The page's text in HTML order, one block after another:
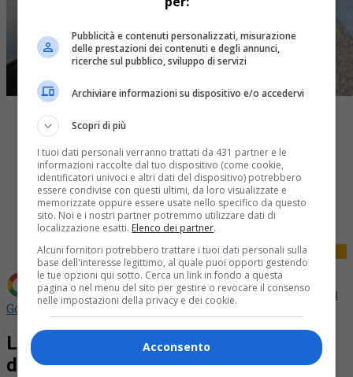
Share
Tweet
Aggiungi La Provincia di Biella come Fonte preferita su
Google
La Bennet amplia la rete di postazioni
di ricarica per auto elettriche
Pubblicità e contenuti personalizzati, misurazione
delle prestazioni dei contenuti e degli annunci,
ricerche sul pubblico, sviluppo di servizi
Archiviare informazioni su dispositivo e/o accedervi
Scopri di più
I tuoi dati personali verranno trattati da 431 partner e le
informazioni raccolte dal tuo dispositivo (come cookie,
identificatori univoci e altri dati del dispositivo) potrebbero
essere condivise con questi ultimi, da loro visualizzate e
memorizzate oppure essere usate nello specifico da questo
sito. Noi e i nostri partner potremmo utilizzare dati di
localizzazione esatti. Elenco dei partner.
Alcuni fornitori potrebbero trattare i tuoi dati personali sulla
base dell'interesse legittimo, al quale puoi opporti gestendo
le tue opzioni qui sotto. Cerca un link in fondo a questa
pagina o nel menu del sito per gestire o revocare il consenso
nelle impostazioni della privacy e dei cookie.
Acconsento